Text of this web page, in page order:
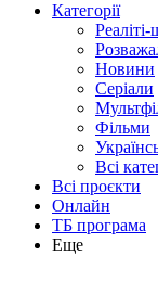
Категорії
Новини
Серіали
Фільми
Всі
Всі проєкти
Онлайн
ТБ програма
Еще